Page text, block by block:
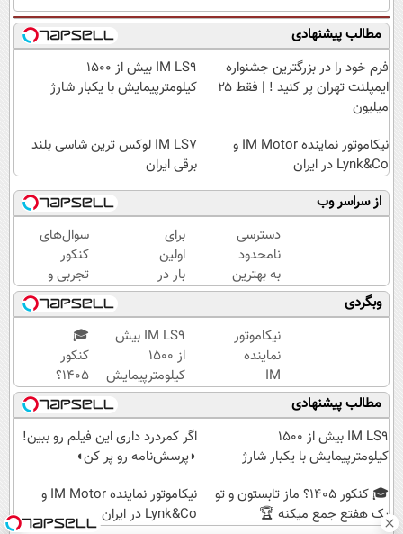
مطالب پیشنهادی
فرم خود را در بزرگترین جشنواره
ایمپلنت تهران پر کنید ! | فقط ۲۵
میلیون
IM LS9 بیش از 1500
کیلومترپیمایش با یکبار شارژ
نیکاموتور نماینده IM Motor و
Lynk&Co در ایران
IM LS7 لوکس ترین شاسی بلند
برقی ایران
از سراسر وب
دسترسی
نامحدود
به بهترین
آموزش‌ها
تا روز
کنکور
برای
اولین
بار در
ایران
🇮🇷
این
دکتر
کرم
ترمیم
کننده
23
روزه
سوال‌های
کنکور
تجربی و
ریاضی در
پکیج ماز
وبگردی
نیکاموتور
نماینده
IM
Motor و
Lynk&Co
در ایران
IM LS9 بیش
از 1500
کیلومترپیمایش
با یکبار شارژ
🎓
کنکور
۱۴۰5؟
ماز
تابستون
و تو یک
هفتع
میکنه
🏆
مطالب پیشنهادی
IM LS9 بیش از 1500
کیلومترپیمایش با یکبار شارژ
اگر کمردرد داری این فیلم رو ببین!
◗پرسش‌نامه رو پر کن◖
🎓 کنکور ۱۴۰5؟ ماز تابستون و تو
یک هفتع جمع میکنه 🏆
نیکاموتور نماینده IM Motor و
Lynk&Co در ایران